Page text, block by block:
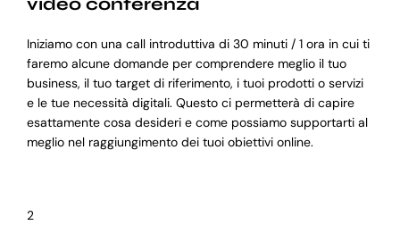
Iniziamo con una call introduttiva di 30 minuti / 1 ora in cui ti
faremo alcune domande per comprendere meglio il tuo
business, il tuo target di riferimento, i tuoi prodotti o servizi
e le tue necessità digitali. Questo ci permetterà di capire
esattamente cosa desideri e come possiamo supportarti al
meglio nel raggiungimento dei tuoi obiettivi online.
2